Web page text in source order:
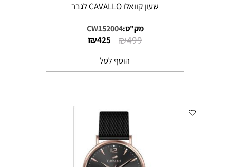
שעון קוואלו CAVALLO לגבר
מק"ט:CW152004
₪499
₪425
הוסף לסל